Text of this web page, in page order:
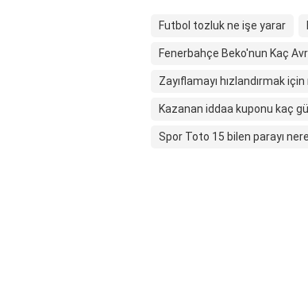
Futbol tozluk ne işe yarar
Fenerbahçe Beko'nun Kaç
Zayıflamayı hızlandırmak
Kazanan iddaa kuponu kaç
Spor Toto 15 bilen parayı